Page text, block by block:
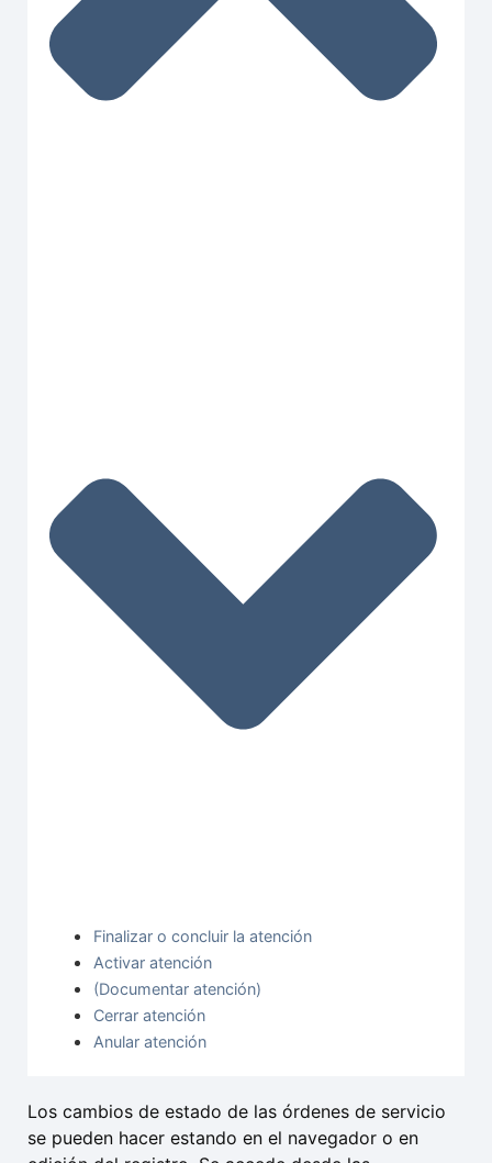
Finalizar o concluir la atención
Activar atención
(Documentar atención)
Cerrar atención
Anular atención
Los cambios de estado de las órdenes de servicio
se pueden hacer estando en el navegador o en